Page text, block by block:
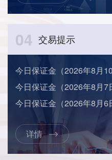
04 交易提示
今日保证金（2026年8月10
今日保证金（2026年8月7
今日保证金（2026年8月6
详情